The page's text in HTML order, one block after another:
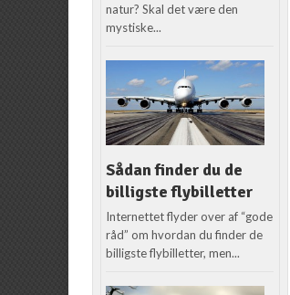
natur? Skal det være den
mystiske...
Sådan finder du de
billigste flybilletter
Internettet flyder over af “gode
råd” om hvordan du finder de
billigste flybilletter, men...